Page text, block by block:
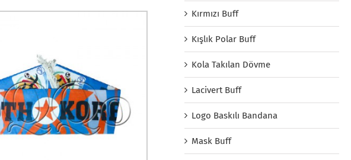
Kırmızı Buff
Kışlık Polar Buff
Kola Takılan Dövme
Lacivert Buff
Logo Baskılı Bandana
Mask Buff